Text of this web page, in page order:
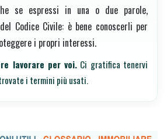
se espressi in una o due parole,
Codice Civile: è bene conoscerli per
i propri interessi.
lavorare per voi. Ci gratifica tenervi
i termini più usati.